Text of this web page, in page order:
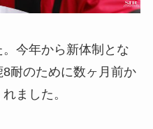
今年から新体制とな
耐のために数ヶ月前か
ました。